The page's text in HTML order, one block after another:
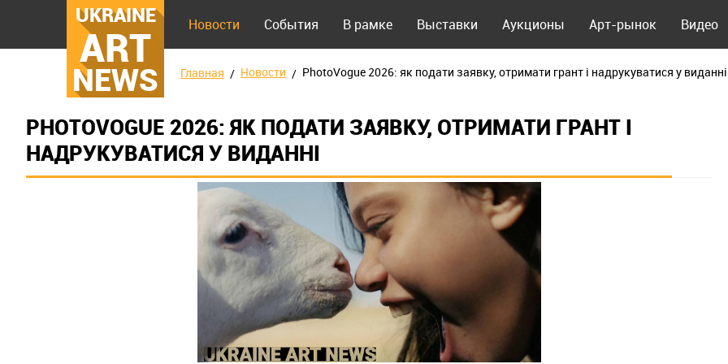
UKRAINE
ART
NEWS
Новости События В рамке Выставки Аукционы Арт-рынок Видео
Главная Новости PhotoVogue 2026: як подати заявку, отримати грант і надрукуватися у виданні
PHOTOVOGUE 2026: ЯК ПОДАТИ ЗАЯВКУ, ОТРИМАТИ ГРАНТ І
НАДРУКУВАТИСЯ У ВИДАННІ